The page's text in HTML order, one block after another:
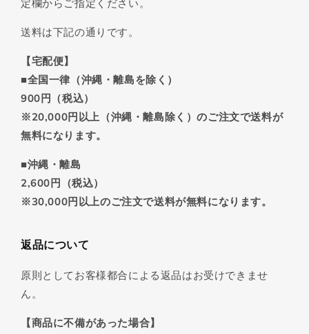
定欄からご指定ください。
送料は下記の通りです。
【宅配便】
■全国一律（沖縄・離島を除く）
900円（税込）
※20,000円以上（沖縄・離島除く）のご注文で送料が
無料になります。
■沖縄・離島
2,600円（税込）
※30,000円以上のご注文で送料が無料になります。
返品について
原則としてお客様都合による返品はお受けできませ
ん。
【商品に不備があった場合】